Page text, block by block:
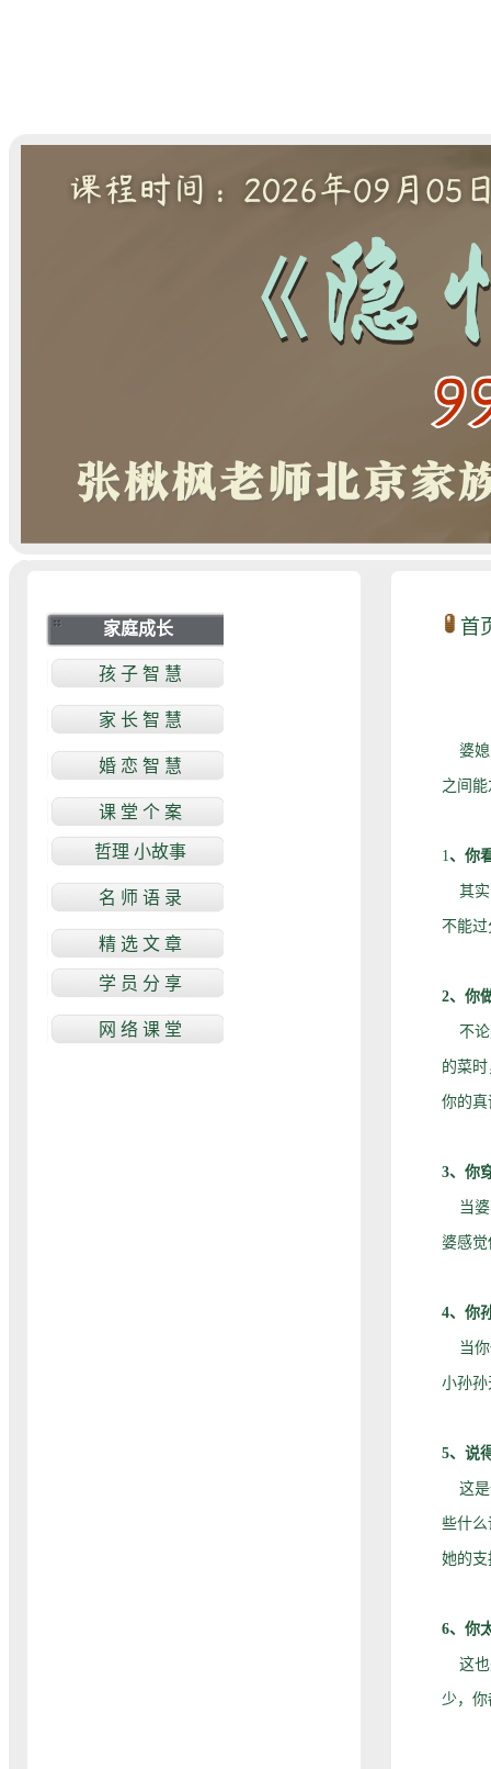
首
婆媳
之间
1、你
其实
不能
2、你
不论
的菜
你的真
3、你
当婆
婆感
4、你
当你
小孙
5、说
这是
些什
她的
6、你
这也
少，